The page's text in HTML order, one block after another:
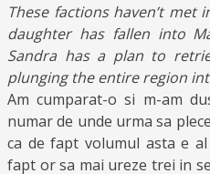
These factions haven’t met
daughter has fallen into
Sandra has a plan to
plunging the entire region
Am cumparat-o si m-am
numar de unde urma sa
ca de fapt volumul asta e
fapt or sa mai ureze trei in